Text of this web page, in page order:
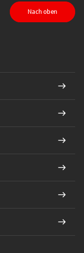
LinkedIn
Nach oben